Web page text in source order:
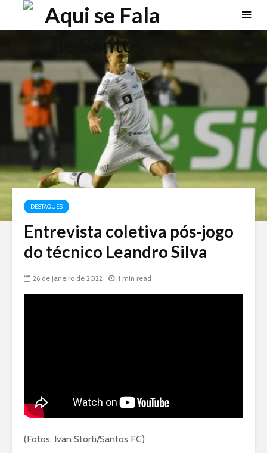
DESTAQUES
Entrevista coletiva pós-jogo
do técnico Leandro Silva
26 de janeiro de 2022 1 min read
(Fotos: Ivan Storti/Santos FC)